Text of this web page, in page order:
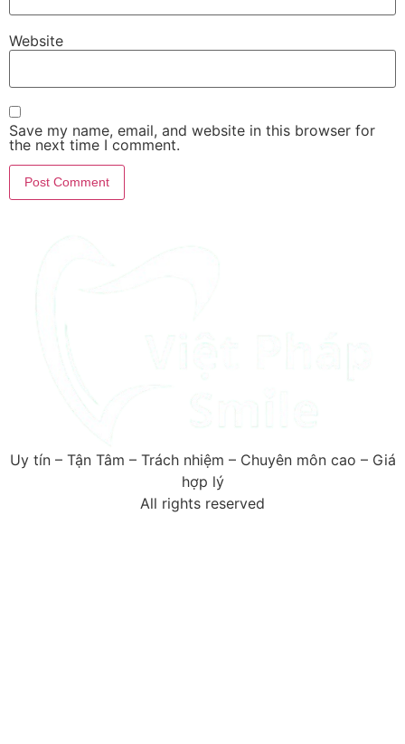
Website
Save my name, email, and website in this browser for
the next time I comment.
Uy tín – Tận Tâm – Trách nhiệm – Chuyên môn cao – Giá
hợp lý
All rights reserved